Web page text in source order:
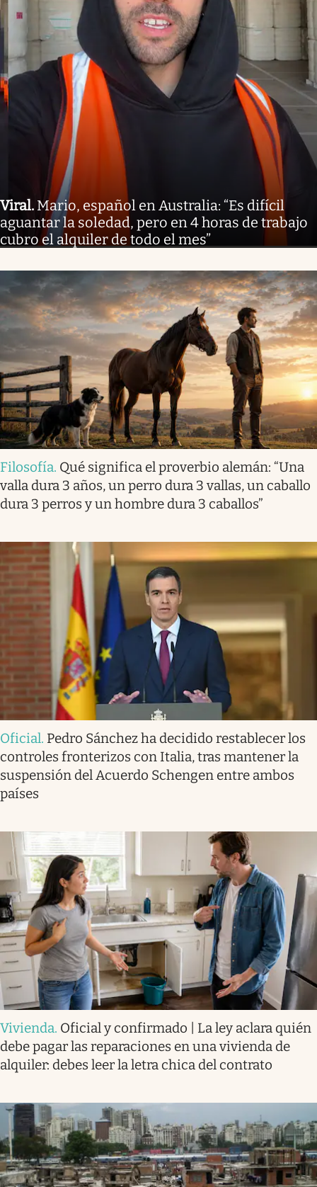
Viral. Mario, español en Australia: “Es difícil
aguantar la soledad, pero en 4 horas de trabajo
cubro el alquiler de todo el mes”
Filosofía. Qué significa el proverbio alemán: “Una
valla dura 3 años, un perro dura 3 vallas, un caballo
dura 3 perros y un hombre dura 3 caballos”
Oficial. Pedro Sánchez ha decidido restablecer los
controles fronterizos con Italia, tras mantener la
suspensión del Acuerdo Schengen entre ambos
países
Vivienda. Oficial y confirmado | La ley aclara quién
debe pagar las reparaciones en una vivienda de
alquiler: debes leer la letra chica del contrato